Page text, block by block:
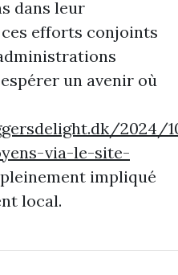
dans leur
efforts conjoints
un avenir où
2024/
via-le-site-
impliqué
local.